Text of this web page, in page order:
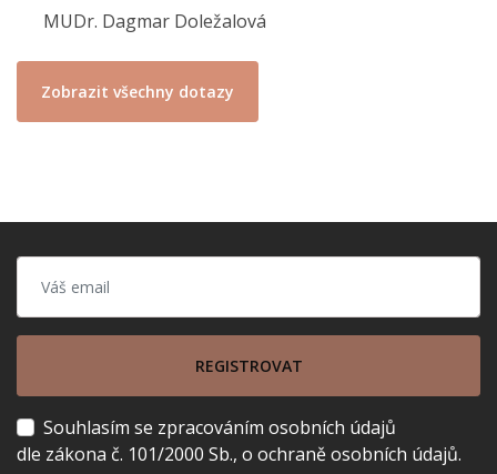
MUDr. Dagmar Doležalová
Zobrazit všechny dotazy
REGISTROVAT
Souhlasím se zpracováním osobních údajů
dle zákona č. 101/2000 Sb., o ochraně osobních údajů.